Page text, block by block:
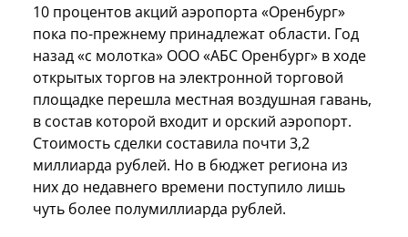
10 процентов акций аэропорта «Оренбург»
пока по-прежнему принадлежат области. Год
назад «с молотка» ООО «АБС Оренбург» в ходе
открытых торгов на электронной торговой
площадке перешла местная воздушная гавань,
в состав которой входит и орский аэропорт.
Стоимость сделки составила почти 3,2
миллиарда рублей. Но в бюджет региона из
них до недавнего времени поступило лишь
чуть более полумиллиарда рублей.